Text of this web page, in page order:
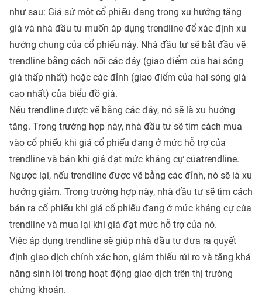
như sau: Giả sử một cổ phiếu đang trong xu hướng tăng
giá và nhà đầu tư muốn áp dụng trendline để xác định xu
hướng chung của cổ phiếu này. Nhà đầu tư sẽ bắt đầu vẽ
trendline bằng cách nối các đáy (giao điểm của hai sóng
giá thấp nhất) hoặc các đỉnh (giao điểm của hai sóng giá
cao nhất) của biểu đồ giá.
Nếu trendline được vẽ bằng các đáy, nó sẽ là xu hướng
tăng. Trong trường hợp này, nhà đầu tư sẽ tìm cách mua
vào cổ phiếu khi giá cổ phiếu đang ở mức hỗ trợ của
trendline và bán khi giá đạt mức kháng cự củatrendline.
Ngược lại, nếu trendline được vẽ bằng các đỉnh, nó sẽ là xu
hướng giảm. Trong trường hợp này, nhà đầu tư sẽ tìm cách
bán ra cổ phiếu khi giá cổ phiếu đang ở mức kháng cự của
trendline và mua lại khi giá đạt mức hỗ trợ của nó.
Việc áp dụng trendline sẽ giúp nhà đầu tư đưa ra quyết
định giao dịch chính xác hơn, giảm thiểu rủi ro và tăng khả
năng sinh lời trong hoạt động giao dịch trên thị trường
chứng khoán.